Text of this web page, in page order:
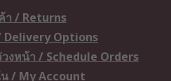
า / Returns
Delivery Options
งหน้า / Schedule Orders
/ My Account